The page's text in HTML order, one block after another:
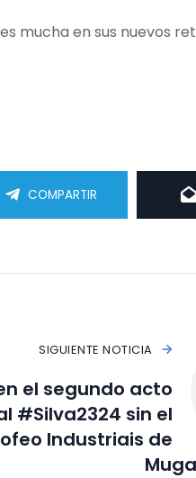
mucha en sus nuevos
COMPARTIR
SIGUIENTE NOTICIA
el segundo acto
#Silva2324 sin el
Industriais de